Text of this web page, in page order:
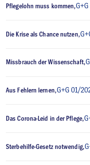
Pflegelohn muss kommen,
Die Krise als Chance nutzen,
Missbrauch der Wissenschaft,
Aus Fehlern lernen,G+G 01/
Das Corona-Leid in der Pflege,
Sterbehilfe-Gesetz notwendig,